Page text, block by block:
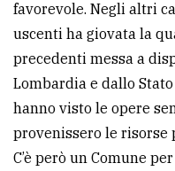
favorevole. Negli altri
uscenti ha giovata la
precedenti messa a
Lombardia e dallo
hanno visto le opere
provenissero le risorse
C’è però un Comune